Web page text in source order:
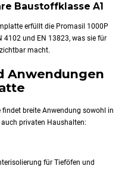
Baustoffklasse A1
erfüllt die Promasil 1000P
4102 und EN 13823, was sie für
macht.
Anwendungen
breite Anwendung sowohl in
privaten Haushalten:
für Tieföfen und